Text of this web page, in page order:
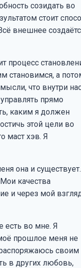
созидать во
стоит
внешнее
процесс
становимся, а
что внутри
прямо
каким я должен
этой цели во
маст хэв. Я
она и существует.
качества
и через мой
есть во мне. Я
прошлое меня не
своим
в других любовь,